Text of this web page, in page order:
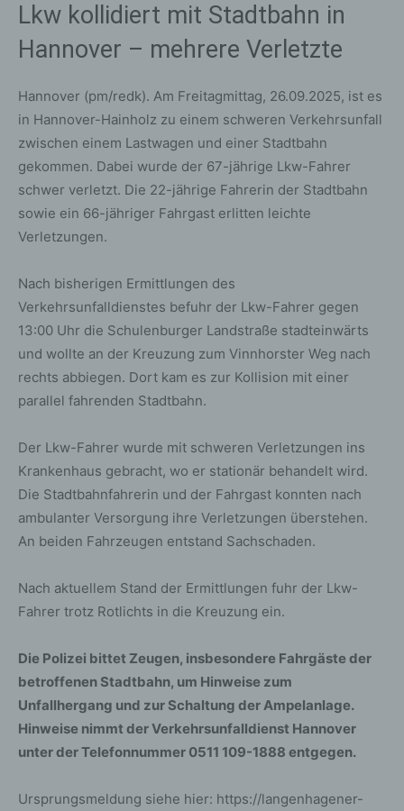
Lkw kollidiert mit Stadtbahn in
Hannover – mehrere Verletzte
Hannover (pm/redk). Am Freitagmittag, 26.09.2025, ist es
in Hannover-Hainholz zu einem schweren Verkehrsunfall
zwischen einem Lastwagen und einer Stadtbahn
gekommen. Dabei wurde der 67-jährige Lkw-Fahrer
schwer verletzt. Die 22-jährige Fahrerin der Stadtbahn
sowie ein 66-jähriger Fahrgast erlitten leichte
Verletzungen.
Nach bisherigen Ermittlungen des
Verkehrsunfalldienstes befuhr der Lkw-Fahrer gegen
13:00 Uhr die Schulenburger Landstraße stadteinwärts
und wollte an der Kreuzung zum Vinnhorster Weg nach
rechts abbiegen. Dort kam es zur Kollision mit einer
parallel fahrenden Stadtbahn.
Der Lkw-Fahrer wurde mit schweren Verletzungen ins
Krankenhaus gebracht, wo er stationär behandelt wird.
Die Stadtbahnfahrerin und der Fahrgast konnten nach
ambulanter Versorgung ihre Verletzungen überstehen.
An beiden Fahrzeugen entstand Sachschaden.
Nach aktuellem Stand der Ermittlungen fuhr der Lkw-
Fahrer trotz Rotlichts in die Kreuzung ein.
Die Polizei bittet Zeugen, insbesondere Fahrgäste der
betroffenen Stadtbahn, um Hinweise zum
Unfallhergang und zur Schaltung der Ampelanlage.
Hinweise nimmt der Verkehrsunfalldienst Hannover
unter der Telefonnummer 0511 109-1888 entgegen.
Ursprungsmeldung siehe hier: https://langenhagener-